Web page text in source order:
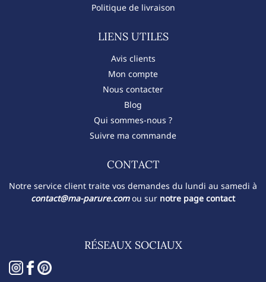
Politique de livraison
LIENS UTILES
Avis clients
Mon compte
Nous contacter
Blog
Qui sommes-nous ?
Suivre ma commande
CONTACT​
Notre service client traite vos demandes du lundi au samedi à
contact@ma-parure.comou sur notre page contact
RÉSEAUX SOCIAUX